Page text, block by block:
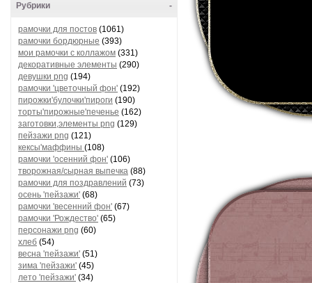
-
Рубрики
рамочки для постов (1061)
рамочки бордюрные (393)
мои рамочки с коллажом (331)
декоративные элементы (290)
девушки png (194)
рамочки 'цветочный фон' (192)
пирожки'булочки'пироги (190)
торты'пирожные'печенье (162)
заготовки,элементы png (129)
пейзажи png (121)
кексы'маффины (108)
рамочки 'осенний фон' (106)
творожная/сырная выпечка (88)
рамочки для поздравлений (73)
осень 'пейзажи' (68)
рамочки 'весенний фон' (67)
рамочки 'Рождество' (65)
персонажи png (60)
хлеб (54)
весна 'пейзажи' (51)
зима 'пейзажи' (45)
лето 'пейзажи' (34)